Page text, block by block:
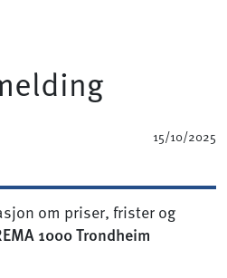
15/10/2025
om priser, frister og
1000 Trondheim